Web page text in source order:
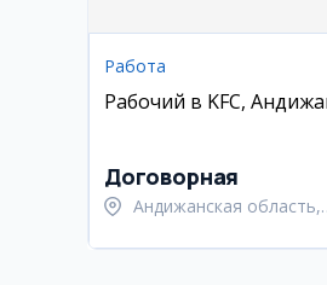
Работа
Рабочий в KFC,
Договорная
Андижанская область,